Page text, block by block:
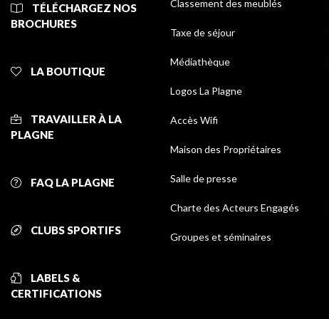
TÉLÉCHARGEZ NOS
BROCHURES
LA BOUTIQUE
TRAVAILLER À LA
PLAGNE
FAQ LA PLAGNE
CLUBS SPORTIFS
LABELS &
CERTIFICATIONS
Classement des meublés
Taxe de séjour
Médiathèque
Logos La Plagne
Accès Wifi
Maison des Propriétaires
Salle de presse
Charte des Acteurs Engagés
Groupes et séminaires